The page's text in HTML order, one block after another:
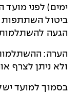
ימים) לפני
ביטול השתתפות
הגעה
הערה:
ולא ניתן לצרף
בסמוך למועד